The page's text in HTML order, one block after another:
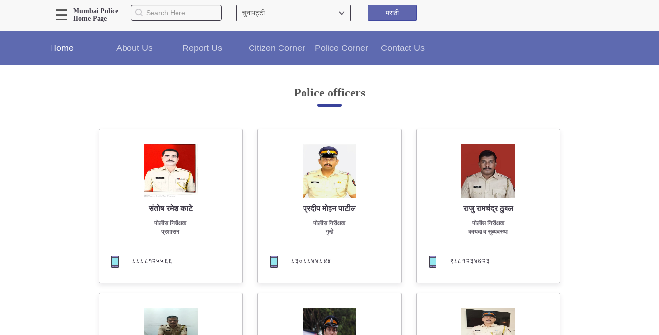
Home About Us Report Us Citizen Corner Police Corner Contact Us
☰
Mumbai Police
Home Page
मराठी
×
About Us
Home
Citizen′s Corner
Police Clearance Services
Right To Information
Passport Status
Useful websites
Information of Arrested Accused
Police Corner
Police Foundation
Miscellaneous
Good Work
Mob Violence
Contact Us
Police Station Incharge
Divisional ACP′s
Emergency Contacts
Feedback
Police officers
संतोष रमेश काटे
पोलीस निरीक्षक
प्रशासन
८८८८१२५५६६
प्रदीप मोहन पाटील
पोलीस निरीक्षक
गुन्हे
८३०८८४४८४४
राजु रामचंद्र ठुबल
पोलीस निरीक्षक
कायदा व सुव्यवस्था
९८८१२३४७२३